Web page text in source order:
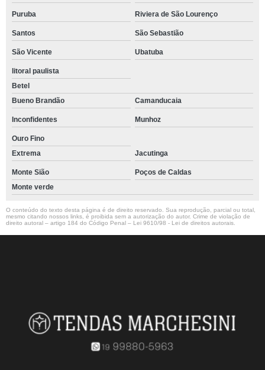
Puruba Riviera de São Lourenço
Santos São Sebastião
São Vicente Ubatuba
litoral paulista
Betel
Bueno Brandão
Camanducaia
Inconfidentes Munhoz
Ouro Fino
Extrema
Jacutinga
Monte Sião
Poços de Caldas
Monte verde
O conteúdo do texto desta página é de direito reservado. Sua reprodução, parcial ou total,
mesmo citando nossos links, é proibida sem a autorização do autor. Crime de violação de
direito autoral – artigo 184 do Código Penal – Lei 9610/98 - Lei de direitos autorais